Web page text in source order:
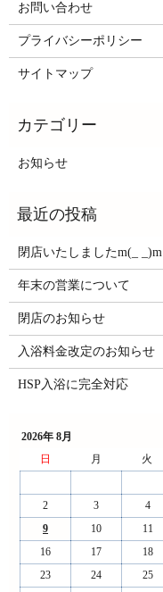
お問い合わせ
プライバシーポリシー
サイトマップ
お知らせ
閉店いたしましたm(_ _)m
年末の営業について
閉店のお知らせ
入浴料金改定のお知らせ
HSP入浴に完全対応
2026年 8月
日
月 火
2
3 4
9
10 11
16
17 18
23
24 25